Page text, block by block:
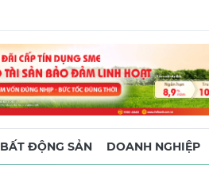
BẤT ĐỘNG SẢN DOANH NGHIỆP